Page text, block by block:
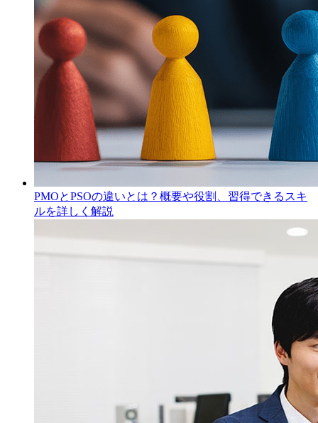
PMOとPSOの違いとは？概要や役割、習得できるスキ
ルを詳しく解説